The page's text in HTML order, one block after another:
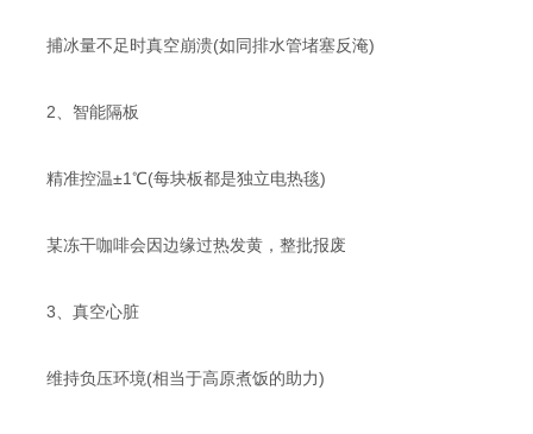
捕冰量不足时真空崩溃(如同排水管堵塞反淹)
​​2、智能隔板​​
精准控温±1℃(每块板都是独立电热毯)
某冻干咖啡会因边缘过热发黄，整批报废
​​3、真空心脏​​
维持负压环境(相当于高原煮饭的助力)